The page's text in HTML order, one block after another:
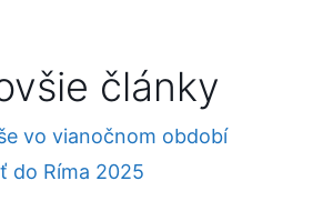
články
vo vianočnom období
do Ríma 2025